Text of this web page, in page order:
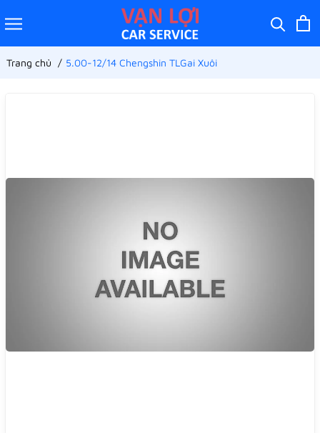
Trang chủ 5.00-12/14 Chengshin TLGai Xuôi